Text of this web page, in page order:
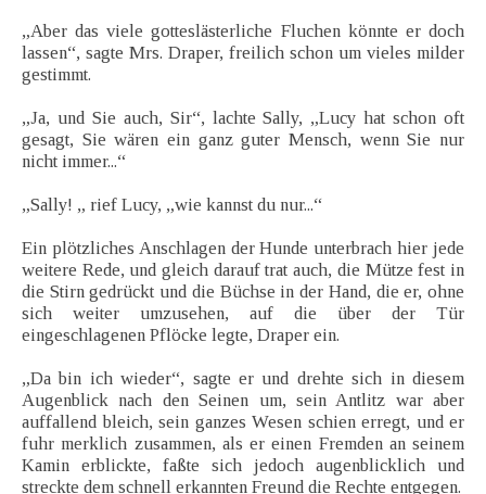
„Aber das viele gotteslästerliche Fluchen könnte er doch
lassen“, sagte Mrs. Draper, freilich schon um vieles milder
gestimmt.
„Ja, und Sie auch, Sir“, lachte Sally, „Lucy hat schon oft
gesagt, Sie wären ein ganz guter Mensch, wenn Sie nur
nicht immer...“
„Sally! „ rief Lucy, „wie kannst du nur...“
Ein plötzliches Anschlagen der Hunde unterbrach hier jede
weitere Rede, und gleich darauf trat auch, die Mütze fest in
die Stirn gedrückt und die Büchse in der Hand, die er, ohne
sich weiter umzusehen, auf die über der Tür
eingeschlagenen Pflöcke legte, Draper ein.
„Da bin ich wieder“, sagte er und drehte sich in diesem
Augenblick nach den Seinen um, sein Antlitz war aber
auffallend bleich, sein ganzes Wesen schien erregt, und er
fuhr merklich zusammen, als er einen Fremden an seinem
Kamin erblickte, faßte sich jedoch augenblicklich und
streckte dem schnell erkannten Freund die Rechte entgegen.